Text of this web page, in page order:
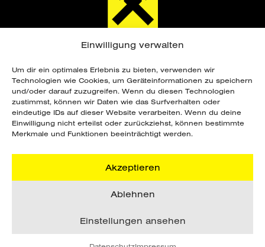
Einwilligung verwalten
Um dir ein optimales Erlebnis zu bieten, verwenden wir
Technologien wie Cookies, um Geräteinformationen zu speichern
und/oder darauf zuzugreifen. Wenn du diesen Technologien
zustimmst, können wir Daten wie das Surfverhalten oder
eindeutige IDs auf dieser Website verarbeiten. Wenn du deine
Einwilligung nicht erteilst oder zurückziehst, können bestimmte
Merkmale und Funktionen beeinträchtigt werden.
Akzeptieren
Ablehnen
Einstellungen ansehen
Copyright ©2026 Sportunion Steiermark. Alle
Rechte vorbehalten. Webdesign by
DATENSCHUTZ
IMPRESSUM